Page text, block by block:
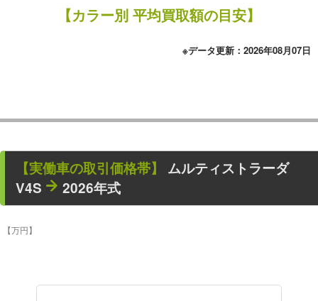
【カラー別 平均買取額の目安】
※データ更新：2026年08月07日
【実働車の取引価格帯】
ムルティストラーダ
V4S
2026年式
【万円】